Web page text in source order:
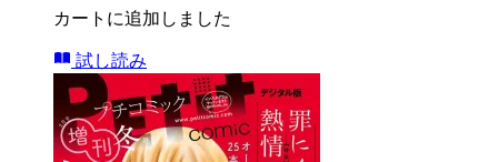
カートに追加しました
試し読み